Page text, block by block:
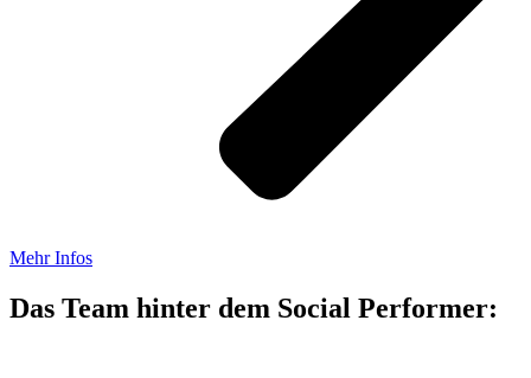
Mehr Infos
Das Team hinter dem Social Performer: